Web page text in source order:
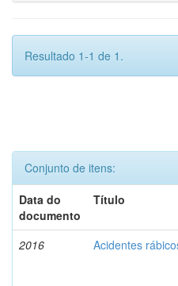
Resultado 1-1 de 1.
Conjunto de itens:
Data do
documento
Título
2016 Acidentes